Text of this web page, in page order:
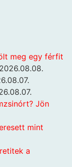
meg egy férfit
2026.08.08.
Jön
mint
a